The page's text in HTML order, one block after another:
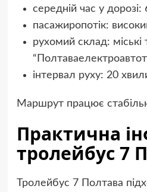
середній час у
пасажиропотік:
рухомий склад:
інтервал руху: 20
Маршрут працює
Практична
тролейбус 7
Тролейбус 7 Полтава